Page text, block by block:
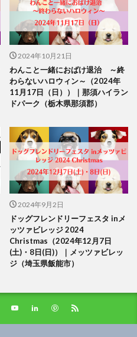
2024年10月21日
わんこと一緒におばけ退治 ～終
わらないハロウィン～（2024年
11月17日（日））｜那須ハイラン
ドパーク（栃木県那須郡）
2024年9月2日
ドッグフレンドリーフェスタ inメ
ッツァビレッジ 2024
Christmas（2024年12月7日
(土)・8日(日)）｜メッツァビレッ
ジ（埼玉県飯能市）